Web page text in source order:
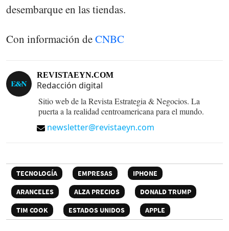
desembarque en las tiendas.
Con información deCNBC
REVISTAEYN.COM
Redacción digital
Sitio web de la Revista Estrategia & Negocios. La
puerta a la realidad centroamericana para el mundo.
newsletter@revistaeyn.com
TECNOLOGÍA EMPRESAS
IPHONE
ARANCELES
ALZA PRECIOS
DONALD TRUMP
TIM COOK
ESTADOS UNIDOS APPLE